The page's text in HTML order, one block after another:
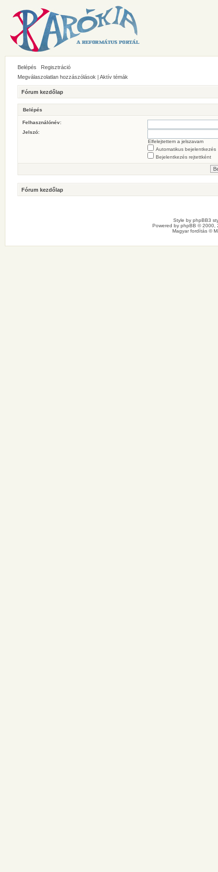
Belépés
Regisztráció
Megválaszolatlan hozzászólások | Aktív témák
Fórum kezdőlap
Belépés
Felhasználónév:
Jelszó:
Elfelejtettem a jelszavam
Automatikus bejelentkezés
Bejelentkezés rejtettként
Fórum kezdőlap
Style by phpBB3
Powered by phpBB © 2000,
Magyar fordítás ©